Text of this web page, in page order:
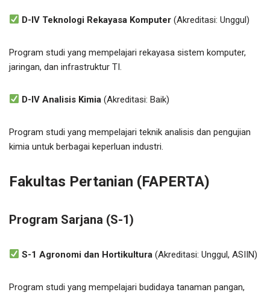
D-IV Teknologi Rekayasa Komputer (Akreditasi: Unggul)
Program studi yang mempelajari rekayasa sistem komputer,
jaringan, dan infrastruktur TI.
D-IV Analisis Kimia (Akreditasi: Baik)
Program studi yang mempelajari teknik analisis dan pengujian
kimia untuk berbagai keperluan industri.
Fakultas Pertanian (FAPERTA)
Program Sarjana (S-1)
S-1 Agronomi dan Hortikultura (Akreditasi: Unggul, ASIIN)
Program studi yang mempelajari budidaya tanaman pangan,